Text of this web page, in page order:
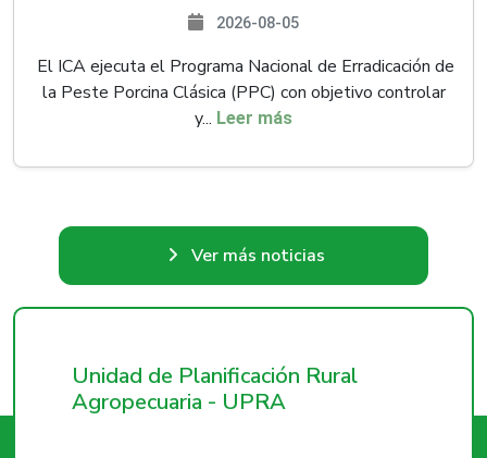
2026-08-05
El ICA ejecuta el Programa Nacional de Erradicación de
la Peste Porcina Clásica (PPC) con objetivo controlar
y... Leer más
Ver más noticias
Unidad de Planificación Rural
Agropecuaria - UPRA